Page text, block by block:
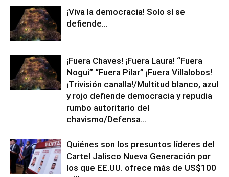
¡Viva la democracia! Solo sí se
defiende…
¡Fuera Chaves! ¡Fuera Laura! “Fuera
Nogui” “Fuera Pilar” ¡Fuera Villalobos!
¡Trivisión canalla!/Multitud blanco, azul
y rojo defiende democracia y repudia
rumbo autoritario del
chavismo/Defensa...
Quiénes son los presuntos líderes del
Cartel Jalisco Nueva Generación por
los que EE.UU. ofrece más de US$100